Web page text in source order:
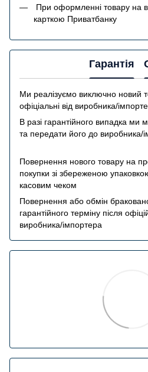
При оформленні товару на
карткою Приватбанку
Гарантія
Ми реалізуємо виключно новий
офіціальні від виробника/
В разі гарантійного випадка
та передати його до виробника/
Повернення нового товару на
покупки зі збереженою
касовим чеком
Повернення або обмін
гарантійного терміну після
виробника/імпортера